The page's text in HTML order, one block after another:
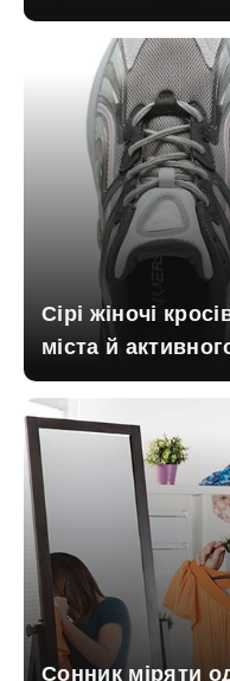
Сірі жіночі
міста й
Сонник міряти